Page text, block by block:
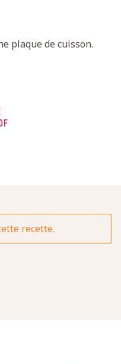
plaque de cuisson.
recette.